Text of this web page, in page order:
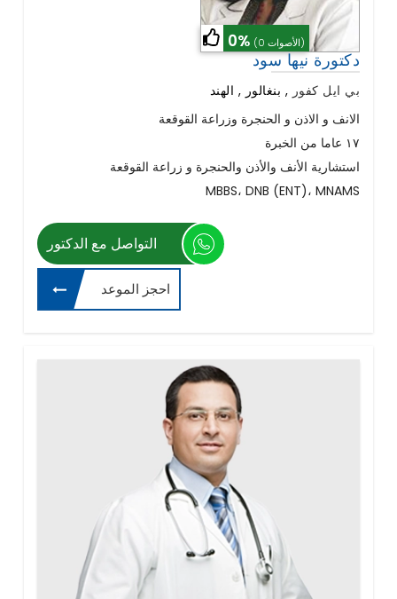
0% (0 الأصوات)
دكتورة نيها سود
بي ايل كفور , بنغالور , الهند
الانف و الاذن و الحنجرة وزراعة القوقعة
١٧ عاما من الخبرة
استشارية الأنف والأذن والحنجرة و زراعة القوقعة
MBBS، DNB (ENT)، MNAMS
التواصل مع الدكتور
احجز الموعد